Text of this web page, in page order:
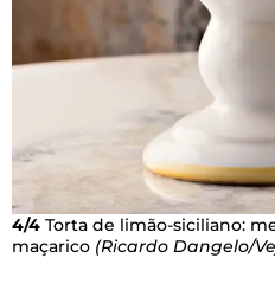
4/4 Torta de limão-siciliano:
maçarico (Ricardo Dangelo/